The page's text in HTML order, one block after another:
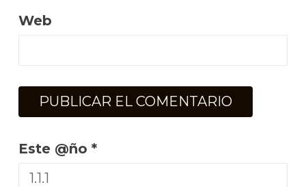
Web
Este @ño *